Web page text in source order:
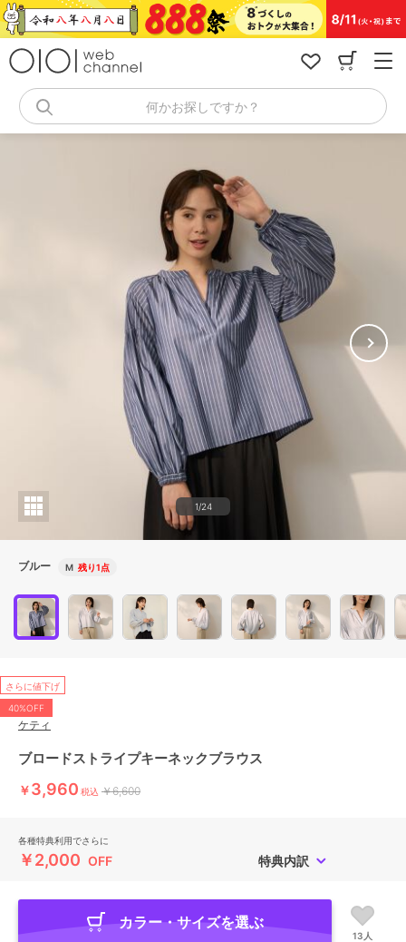
コ
ン
キ
何かお探しですか？
1/24
ブルー M 残り1点
さらに値下げ
40%OFF
ケティ
ブロードストライプキーネックブラウス
￥3,960 税込 ￥6,600
各種特典利用でさらに
￥2,000 OFF 特典内訳
カラー・サイズを選ぶ
13人